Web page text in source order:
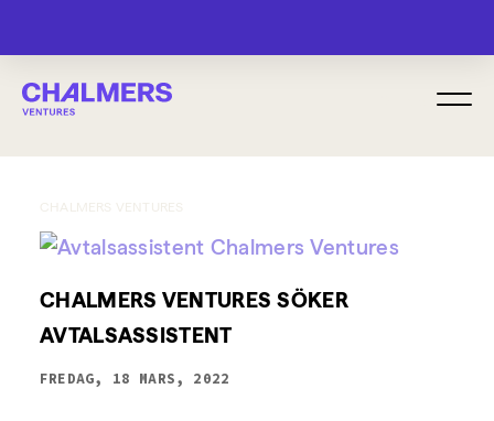
CHALMERS VENTURES
CHALMERS VENTURES SÖKER
AVTALSASSISTENT
FREDAG, 18 MARS, 2022